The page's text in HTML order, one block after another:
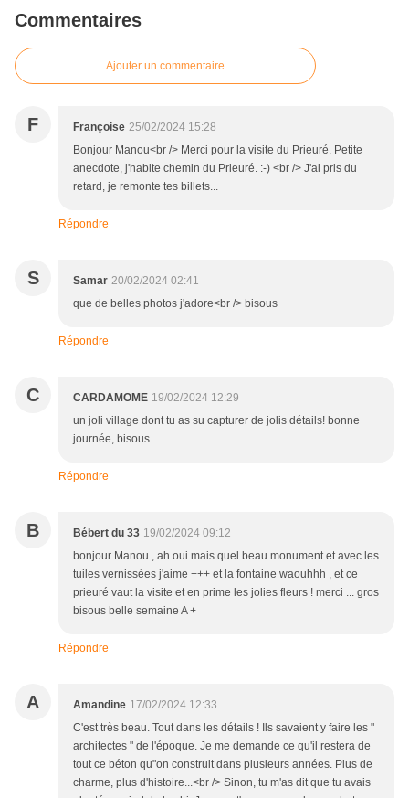
Commentaires
Ajouter un commentaire
F Françoise 25/02/2024 15:28
Bonjour Manou<br /> Merci pour la visite du Prieuré. Petite
anecdote, j'habite chemin du Prieuré. :-) <br /> J'ai pris du
retard, je remonte tes billets...
Répondre
S Samar 20/02/2024 02:41
que de belles photos j'adore<br /> bisous
Répondre
C CARDAMOME 19/02/2024 12:29
un joli village dont tu as su capturer de jolis détails! bonne
journée, bisous
Répondre
B Bébert du 33 19/02/2024 09:12
bonjour Manou , ah oui mais quel beau monument et avec les
tuiles vernissées j'aime +++ et la fontaine waouhhh , et ce
prieuré vaut la visite et en prime les jolies fleurs ! merci ... gros
bisous belle semaine A +
Répondre
A Amandine 17/02/2024 12:33
C'est très beau. Tout dans les détails ! Ils savaient y faire les "
architectes " de l'époque. Je me demande ce qu'il restera de
tout ce béton qu"on construit dans plusieurs années. Plus de
charme, plus d'histoire...<br /> Sinon, tu m'as dit que tu avais